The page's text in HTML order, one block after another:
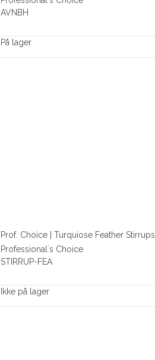
AVNBH
På lager
Prof. Choice | Turquiose Feather Stirrups
Professional´s Choice
STIRRUP-FEA
Ikke på lager